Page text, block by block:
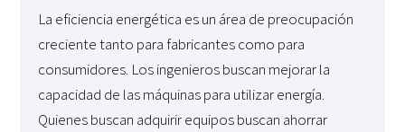
La eficiencia energética es un área de preocupación
creciente tanto para fabricantes como para
consumidores. Los ingenieros buscan mejorar la
capacidad de las máquinas para utilizar energía.
Quienes buscan adquirir equipos buscan ahorrar